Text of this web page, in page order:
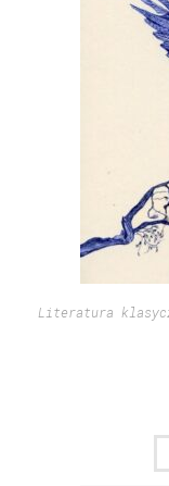
Literatura